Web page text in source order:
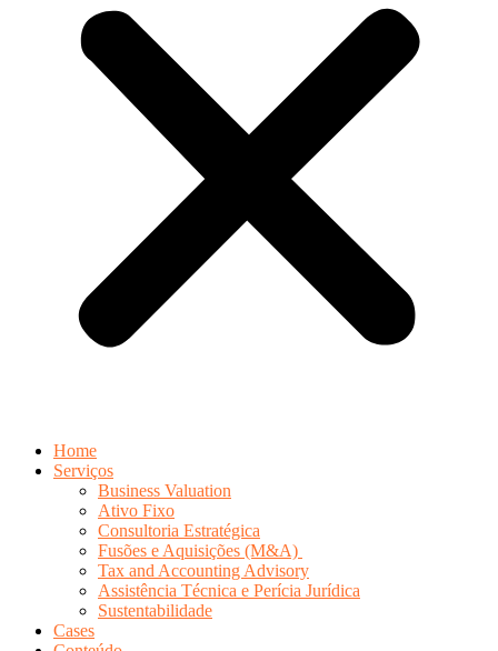
Home
Serviços
Business Valuation
Ativo Fixo
Consultoria Estratégica
Fusões e Aquisições (M&A)
Tax and Accounting Advisory
Assistência Técnica e Perícia Jurídica
Sustentabilidade
Cases